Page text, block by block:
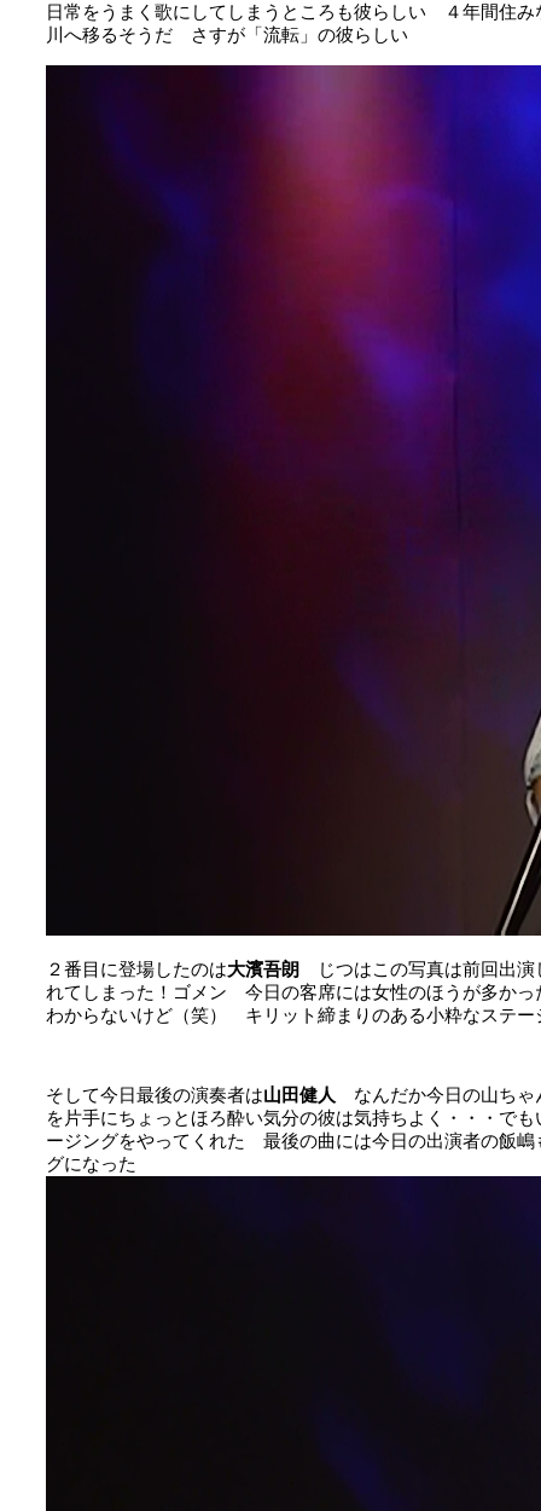
日常をうまく歌にしてしまうところも彼らしい ４年間住
川へ移るそうだ さすが「流転」の彼らしい
２番目に登場したのは大濱吾朗
じつはこの写真は前回出
れてしまった！ゴメン 今日の客席には女性のほうが多かっ
わからないけど（笑） キリット締まりのある小粋なステー
そして今日最後の演奏者は山田健人 なんだか今日の山ち
を片手にちょっとほろ酔い気分の彼は気持ちよく・・・で
ージングをやってくれた 最後の曲には今日の出演者の飯
グになった